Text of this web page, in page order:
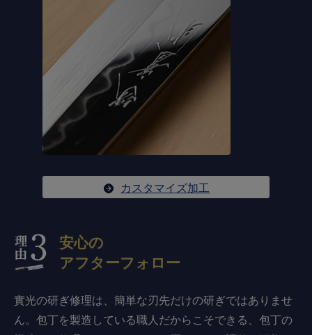
カスタマイズ加工
安心の
アフターフォロー
實光の研ぎ修理は、簡単な刃先だけの研ぎではありませ
ん。包丁を製造している職人だからこそできる、包丁の